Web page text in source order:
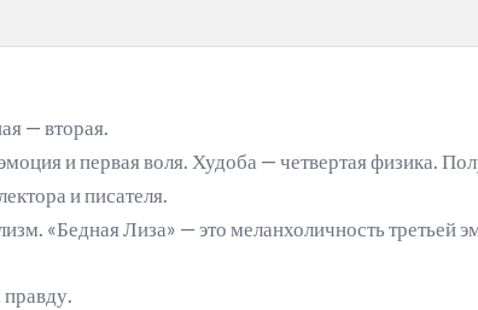
— вторая.
и первая воля. Худоба — четвертая физика.
и писателя.
«Бедная Лиза» — это меланхоличность третьей